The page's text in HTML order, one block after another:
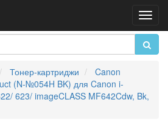
Тонер-картриджи
Canon
(N-№054H BK) для Canon i-
623/ imageCLASS MF642Cdw, Bk,